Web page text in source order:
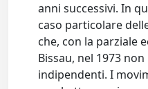
anni successivi. In
caso particolare
che, con la parziale
Bissau, nel 1973
indipendenti. I